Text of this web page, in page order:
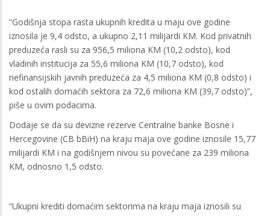
“Godišnja stopa rasta ukupnih kredita u maju ove godine
iznosila je 9,4 odsto, a ukupno 2,11 milijardi KM. Kod privatnih
preduzeća rasli su za 956,5 miliona KM (10,2 odsto), kod
vladinih institucija za 55,6 miliona KM (10,7 odsto), kod
nefinansijskih javnih preduzeća za 4,5 miliona KM (0,8 odsto) i
kod ostalih domaćih sektora za 72,6 miliona KM (39,7 odsto)”,
piše u ovim podacima.
Dodaje se da su devizne rezerve Centralne banke Bosne i
Hercegovine (CB bBiH) na kraju maja ove godine iznosile 15,77
milijardi KM i na godišnjem nivou su povećane za 239 miliona
KM, odnosno 1,5 odsto.
“Ukupni krediti domaćim sektorima na kraju maja iznosili su